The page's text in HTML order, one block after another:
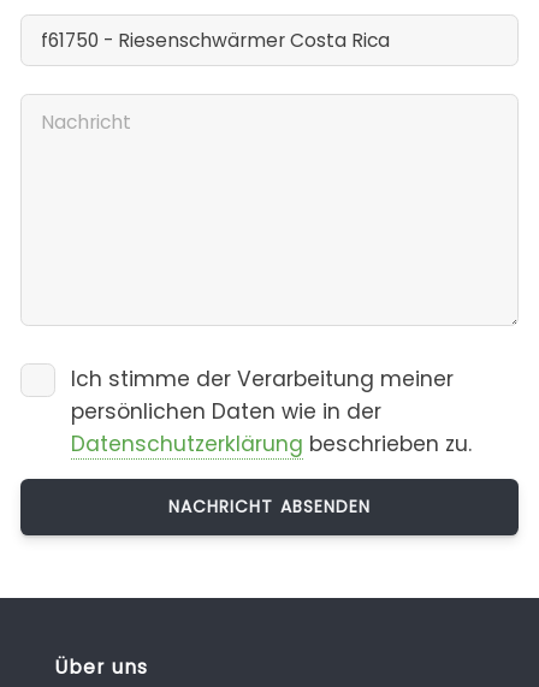
Ich stimme der Verarbeitung meiner
persönlichen Daten wie in der
Datenschutzerklärung beschrieben zu.
Über uns